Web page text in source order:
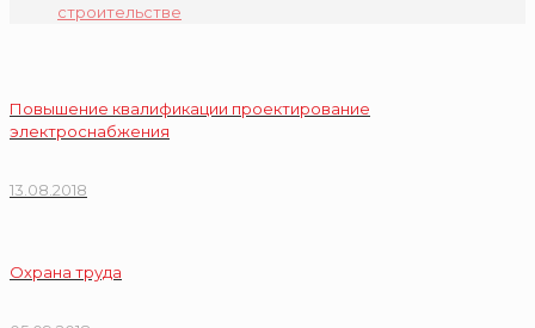
строительстве
Повышение квалификации проектирование
электроснабжения
13.08.2018
Охрана труда